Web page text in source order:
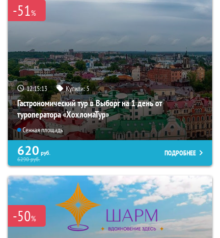
-51%
12:15:12 Купили:5
Гастрономический тур в Выборг на 1 день от
туроператора «ХохломаТур»
Сенная площадь
620 руб.
6290руб.
ПОДРОБНЕЕ
-50%